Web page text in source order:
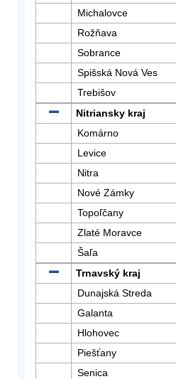
Michalovce
Rožňava
Sobrance
Spišská Nová Ves
Trebišov
Nitriansky kraj
Komárno
Levice
Nitra
Nové Zámky
Topoľčany
Zlaté Moravce
Šaľa
Trnavský kraj
Dunajská Streda
Galanta
Hlohovec
Piešťany
Senica